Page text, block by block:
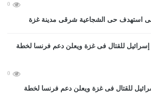
0
استهدف حى الشجاعية شرقى مدينة غزة
0
للقتال فى غزة ويعلن دعم فرنسا لخطة